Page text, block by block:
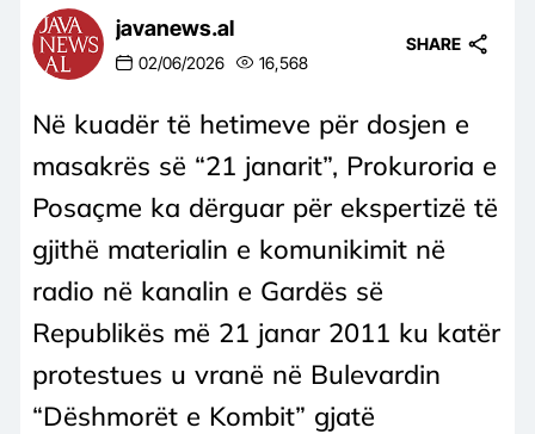
javanews.al
02/06/2026 16,568
SHARE
Në kuadër të hetimeve për dosjen e
masakrës së “21 janarit”, Prokuroria e
Posaçme ka dërguar për ekspertizë të
gjithë materialin e komunikimit në
radio në kanalin e Gardës së
Republikës më 21 janar 2011 ku katër
protestues u vranë në Bulevardin
“Dëshmorët e Kombit” gjatë